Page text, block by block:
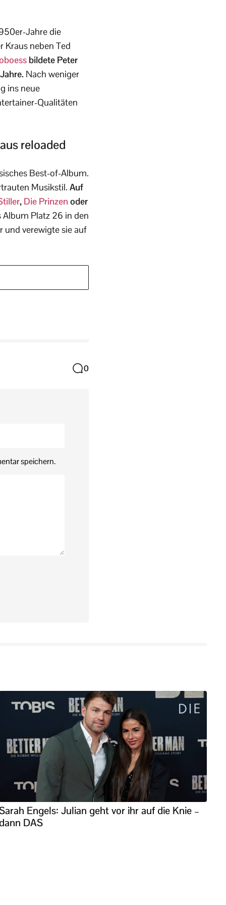
Jahre die
Kraus neben Ted
bildete Peter
Nach weniger
ins neue
Qualitäten
reloaded
Best-of-Album.
Musikstil. Auf
, Die Prinzen oder
Album Platz 26 in den
und verewigte sie auf
0
speichern.
Engels: Julian geht vor ihr auf die Knie –
DAS